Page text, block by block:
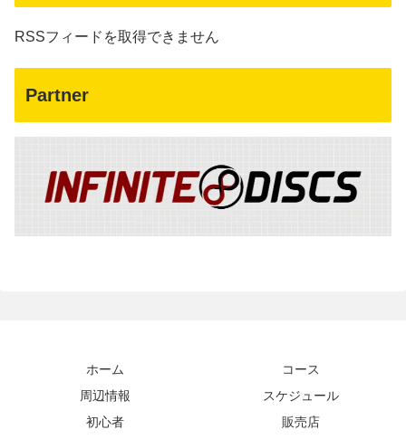
RSSフィードを取得できません
Partner
ホーム
コース
周辺情報
スケジュール
初心者
販売店